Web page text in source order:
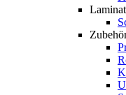
Laminat